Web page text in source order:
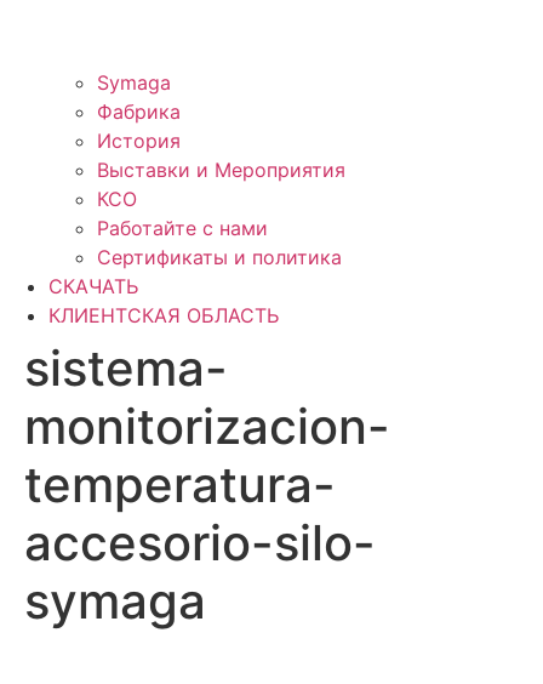
Symaga
Фабрика
История
Выставки и Мероприятия
КСО
Работайте с нами
Сертификаты и политика
СКАЧАТЬ
КЛИЕНТСКАЯ ОБЛАСТЬ
sistema-
monitorizacion-
temperatura-
accesorio-silo-
symaga